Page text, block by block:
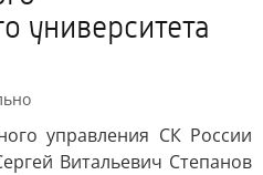
университета
управления СК России
Витальевич Степанов